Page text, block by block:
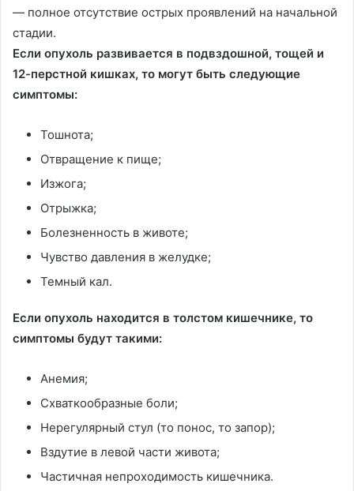
— полное отсутствие острых проявлений на начальной
стадии.
Если опухоль развивается в подвздошной, тощей и
12-перстной кишках, то могут быть следующие
симптомы:
Тошнота;
Отвращение к пище;
Изжога;
Отрыжка;
Болезненность в животе;
Чувство давления в желудке;
Темный кал.
Если опухоль находится в толстом кишечнике, то
симптомы будут такими:
Анемия;
Схваткообразные боли;
Нерегулярный стул (то понос, то запор);
Вздутие в левой части живота;
Частичная непроходимость кишечника.